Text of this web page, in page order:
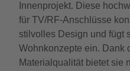
Innenprojekt. Diese
für TV/RF-Anschlüsse
stilvolles Design und fügt
Wohnkonzepte ein. Dank
Materialqualität bietet sie